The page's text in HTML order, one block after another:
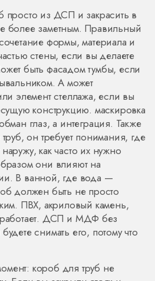
просто из ДСП и закрасить в
более заметным. Правильный
формы, материала и
стены, если вы делаете
быть фасадом тумбы, если
А может
элемент стеллажа, если вы
конструкцию. маскировка
глаз, а интеграция. Также
, он требует понимания, где
как часто их нужно
они влияют на
В ванной, где вода —
должен быть не просто
ПВХ, акриловый камень,
ДСП и МДФ без
снимать его, потому что
короб для труб не